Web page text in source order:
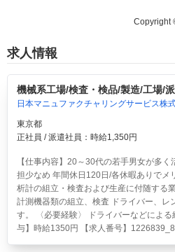
Copyright
求人情報
機械系工場/検査・検品/製造/工場/
日本マニュファクチャリングサービス株
東京都
正社員 / 派遣社員：時給1,350円
【仕事内容】20～30代の若手男女が多
担少なめ 年間休日120日/各休暇ありでメ
析計の組立・検査および生産に付随する
計測機器類の組立、検査 ドライバー、レ
す。 〈必要経験〉 ドライバーなどによ
与】時給1350円 【求人番号】